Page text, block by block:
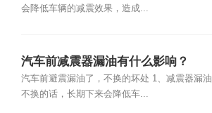
会降低车辆的减震效果，造成...
汽车前减震器漏油有什么影响？
汽车前避震漏油了，不换的坏处 1、减震器漏油
不换的话，长期下来会降低车...